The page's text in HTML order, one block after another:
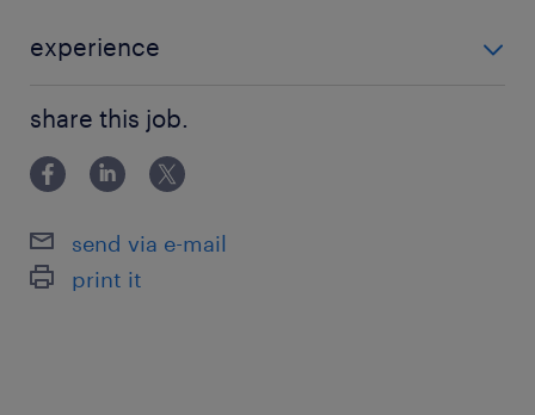
庫制御システムの導入を積極的に行っています。
ルトコンベヤや各種FA装置などのマテハン設備
のメンテナンス、緊急時のトラブル対応、設備保
全計画の立案などを行っていただきます。■安
プロセス開発・改善にも合わせて取り組んでいた
だきます。■センサー一つの交換からベンダーさ
experience
験の一例＞ ・生産設備の保全 ・製造装置のメンテナン
ス ・ベルトコンベアや昇降機などの機械設備のメンテ
ナンス ・その他、機械・電気・制御系のいずれか
share this job.
send via e-mail
print it